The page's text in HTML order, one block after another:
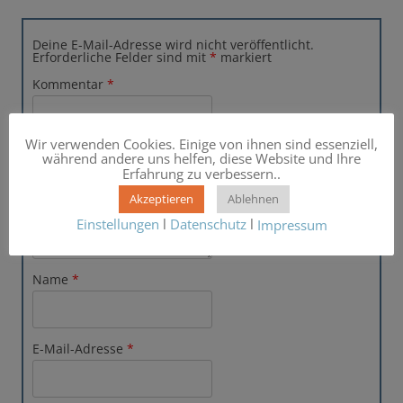
Deine E-Mail-Adresse wird nicht veröffentlicht.
Erforderliche Felder sind mit * markiert
Kommentar *
Name *
E-Mail-Adresse *
Wir verwenden Cookies. Einige von ihnen sind essenziell,
während andere uns helfen, diese Website und Ihre
Erfahrung zu verbessern..
Akzeptieren Ablehnen
Einstellungen l Datenschutzl Impressum